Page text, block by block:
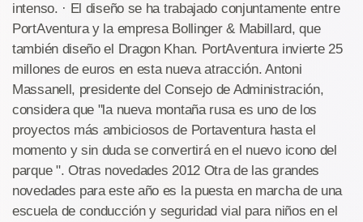
intenso. · El diseño se ha trabajado conjuntamente entre
PortAventura y la empresa Bollinger & Mabillard, que
también diseño el Dragon Khan. PortAventura invierte 25
millones de euros en esta nueva atracción. Antoni
Massanell, presidente del Consejo de Administración,
considera que "la nueva montaña rusa es uno de los
proyectos más ambiciosos de Portaventura hasta el
momento y sin duda se convertirá en el nuevo icono del
parque ". Otras novedades 2012 Otra de las grandes
novedades para este año es la puesta en marcha de una
escuela de conducción y seguridad vial para niños en el